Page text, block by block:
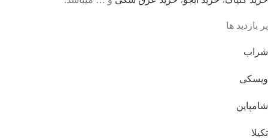
پر بازدید ها
شراب
ویسکی
شامپاین
تکیلا